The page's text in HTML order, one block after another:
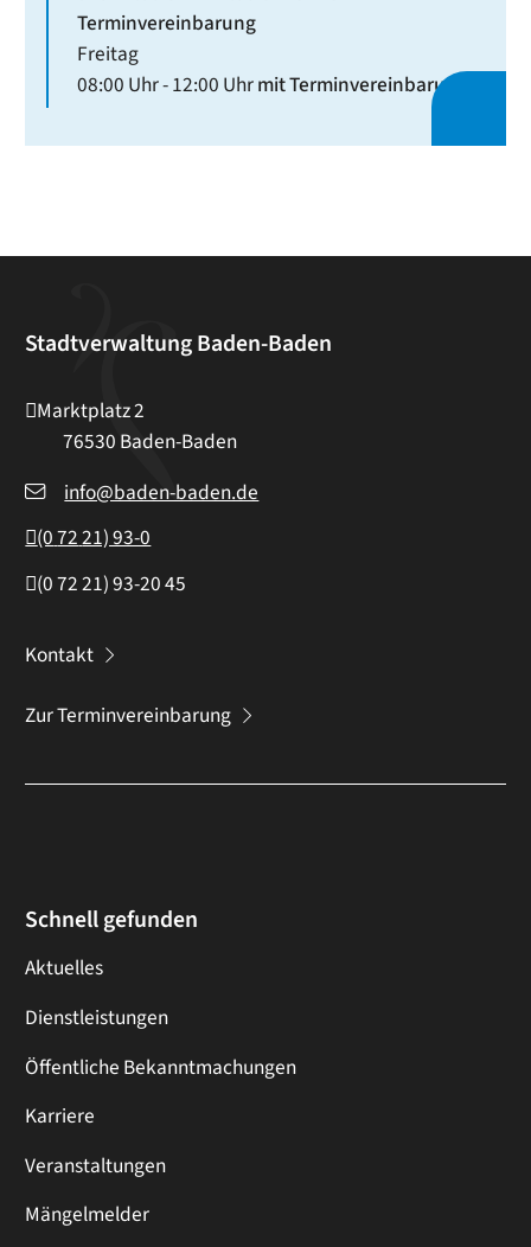
Terminvereinbarung
Freitag
08:00 Uhr-12:00 Uhrmit Terminvereinbarung
Stadtverwaltung Baden-Baden
Marktplatz 2
76530 Baden-Baden
info@baden-baden.de
(07221) 93-0
(07221) 93-2045
Kontakt
Zur Terminvereinbarung
Schnell gefunden
Aktuelles
Dienstleistungen
Öffentliche Bekanntmachungen
Karriere
Veranstaltungen
Mängelmelder